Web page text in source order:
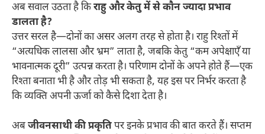
अब सवाल उठता है किराहु और केतु में से कौन ज्यादा प्रभाव
डालता है?
उत्तर सरल है—दोनों का असर अलग तरह से होता है। राहु रिश्तों में
“अत्यधिक लालसा और भ्रम” लाता है, जबकि केतु “कम अपेक्षाएँ या
भावनात्मक दूरी” उत्पन्न करता है। परिणाम दोनों के अपने होते हैं—एक
रिश्ता बनाता भी है और तोड़ भी सकता है, यह इस पर निर्भर करता है
कि व्यक्ति अपनी ऊर्जा को कैसे दिशा देता है।
अबजीवनसाथी की प्रकृतिपर इनके प्रभाव की बात करते हैं। सप्तम